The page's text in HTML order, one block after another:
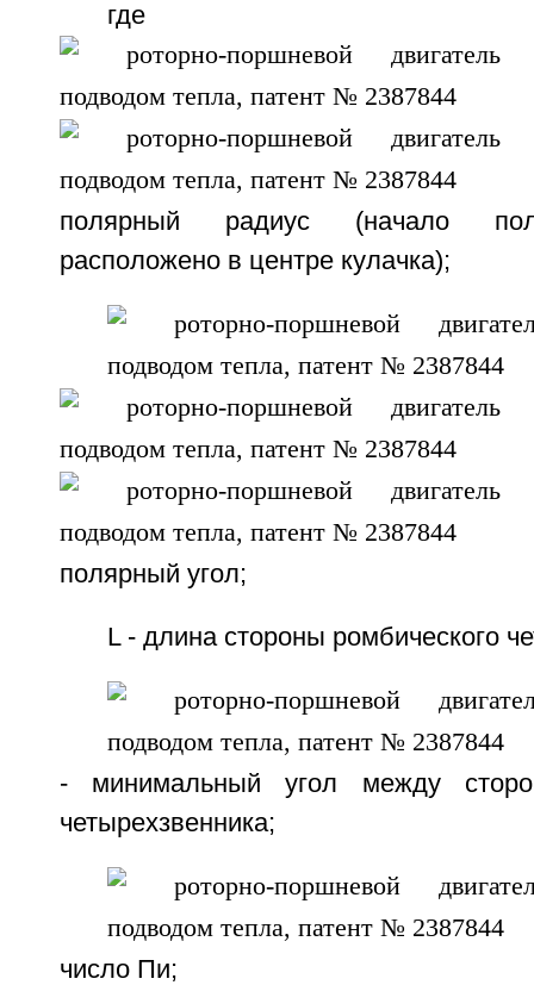
где
полярный радиус (начало
расположено в центре кулачка);
полярный угол;
L - длина стороны ромбического
- минимальный угол между
четырехзвенника;
число Пи;